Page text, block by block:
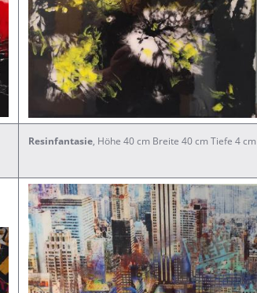
Resinfantasie, Höhe 40 cm Breite 40 cm Tiefe 4 cm